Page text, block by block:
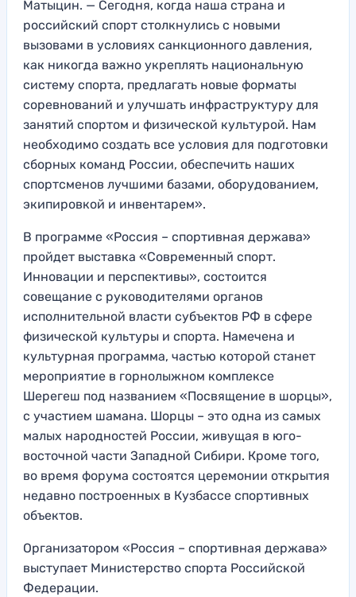
Матыцин. — Сегодня, когда наша страна и
российский спорт столкнулись с новыми
вызовами в условиях санкционного давления,
как никогда важно укреплять национальную
систему спорта, предлагать новые форматы
соревнований и улучшать инфраструктуру для
занятий спортом и физической культурой. Нам
необходимо создать все условия для подготовки
сборных команд России, обеспечить наших
спортсменов лучшими базами, оборудованием,
экипировкой и инвентарем».
В программе «Россия – спортивная держава»
пройдет выставка «Современный спорт.
Инновации и перспективы», состоится
совещание с руководителями органов
исполнительной власти субъектов РФ в сфере
физической культуры и спорта. Намечена и
культурная программа, частью которой станет
мероприятие в горнолыжном комплексе
Шерегеш под названием «Посвящение в шорцы»,
с участием шамана. Шорцы – это одна из самых
малых народностей России, живущая в юго-
восточной части Западной Сибири. Кроме того,
во время форума состоятся церемонии открытия
недавно построенных в Кузбассе спортивных
объектов.
Организатором «Россия – спортивная держава»
выступает Министерство спорта Российской
Федерации.